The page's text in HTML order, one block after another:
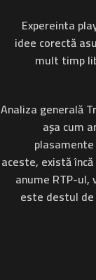
Expereinta
idee corectă
mult timp
Analiza generală
așa cum
aceste, există
anume RTP-
este destul